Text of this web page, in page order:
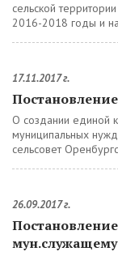
сельской
2016-2018 годы и
17.11.2017 г.
О создании единой
муниципальных
сельсовет
26.09.2017 г.
мун.служащему